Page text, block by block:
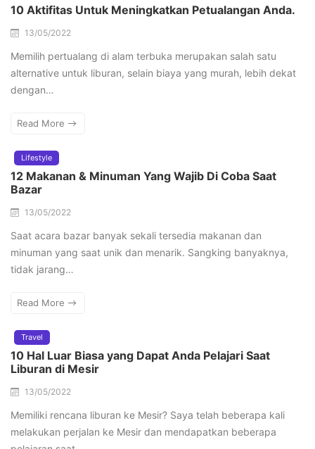
10 Aktifitas Untuk Meningkatkan Petualangan Anda.
13/05/2022
Memilih pertualang di alam terbuka merupakan salah satu
alternative untuk liburan, selain biaya yang murah, lebih dekat
dengan…
Read More
Lifestyle
12 Makanan & Minuman Yang Wajib Di Coba Saat
Bazar
13/05/2022
Saat acara bazar banyak sekali tersedia makanan dan
minuman yang saat unik dan menarik. Sangking banyaknya,
tidak jarang…
Read More
Travel
10 Hal Luar Biasa yang Dapat Anda Pelajari Saat
Liburan di Mesir
13/05/2022
Memiliki rencana liburan ke Mesir? Saya telah beberapa kali
melakukan perjalan ke Mesir dan mendapatkan beberapa